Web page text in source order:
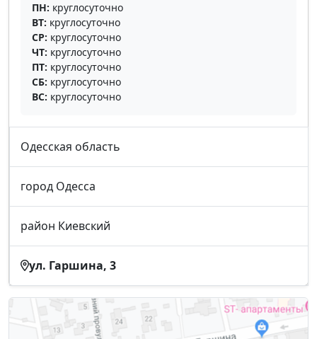
ПН: круглосуточно
ВТ: круглосуточно
СР: круглосуточно
ЧТ: круглосуточно
ПТ: круглосуточно
СБ: круглосуточно
ВС: круглосуточно
Одесская область
город Одесса
район Киевский
ул. Гаршина, 3